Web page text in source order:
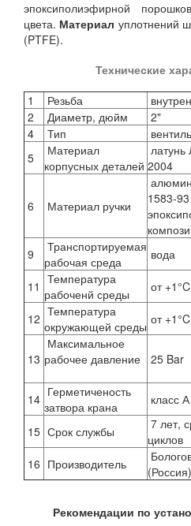
эпоксиполиэфирной
цвета. Материал уплотнений
(PTFE).
Технические
1
Резьба
2
Диаметр, дюйм
2"
4
Тип
5
Материал
корпусных деталей 2004
6 Материал ручки
1583-
9
Транспортируемая
рабочая среда
вода
11 Температура
рабоченй среды
от
12 Температура
окружающей среды от
13
Максимальное
рабочее давление
25 Bar
14 Герметиченость
затвора крана
класс
15 Срок службы
7 лет,
циклов
16 Производитель
(Россия)
Рекомендации по